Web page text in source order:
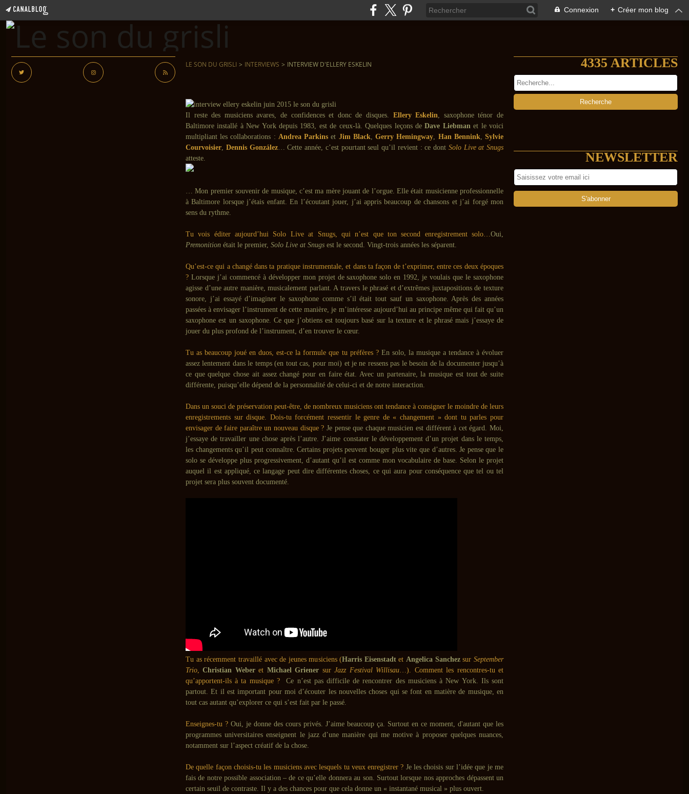
Connexion + Créer mon blog
LE SON DU GRISLI > INTERVIEWS > INTERVIEW D'ELLERY ESKELIN
Il reste des musiciens avares, de confidences et donc de disques. Ellery Eskelin, saxophone ténor de
Baltimore installé à New York depuis 1983, est de ceux-là. Quelques leçons deDave Liebmanet le voici
multipliant les collaborations : Andrea Parkins et Jim Black,Gerry Hemingway, Han Bennink,Sylvie
Courvoisier, Dennis González… Cette année, c’est pourtant seul qu’il revient : ce dont Solo Live at Snugs
atteste.
… Mon premier souvenir de musique, c’est ma mère jouant de l’orgue. Elle était musicienne professionnelle
à Baltimore lorsque j’étais enfant. En l’écoutant jouer, j’ai appris beaucoup de chansons et j’ai forgé mon
sens du rythme.
Tu vois éditer aujourd’hui Solo Live at Snugs, qui n’est que ton second enregistrement solo…Oui,
Premonition était le premier, Solo Live at Snugs est le second. Vingt-trois années les séparent.
Qu’est-ce qui a changé dans ta pratique instrumentale, et dans ta façon de t’exprimer, entre ces deux époques
? Lorsque j’ai commencé à développer mon projet de saxophone solo en 1992, je voulais que le saxophone
agisse d’une autre manière, musicalement parlant. A travers le phrasé et d’extrêmes juxtapositions de texture
sonore, j’ai essayé d’imaginer le saxophone comme s’il était tout sauf un saxophone. Après des années
passées à envisager l’instrument de cette manière, je m’intéresse aujourd’hui au principe même qui fait qu’un
saxophone est un saxophone. Ce que j’obtiens est toujours basé sur la texture et le phrasé mais j’essaye de
jouer du plus profond de l’instrument, d’en trouver le cœur.
Tu as beaucoup joué en duos, est-ce la formule que tu préfères ?En solo, la musique a tendance à évoluer
assez lentement dans le temps (en tout cas, pour moi) et je ne ressens pas le besoin de la documenter jusqu’à
ce que quelque chose ait assez changé pour en faire état. Avec un partenaire, la musique est tout de suite
différente, puisqu’elle dépend de la personnalité de celui-ci et de notre interaction.
Dans un souci de préservation peut-être, de nombreux musiciens ont tendance à consigner le moindre de leurs
enregistrements sur disque. Dois-tu forcément ressentir le genre de « changement » dont tu parles pour
envisager de faire paraître un nouveau disque ? Je pense que chaque musicien est différent à cet égard. Moi,
j’essaye de travailler une chose après l’autre. J’aime constater le développement d’un projet dans le temps,
les changements qu’il peut connaître. Certains projets peuvent bouger plus vite que d’autres. Je pense que le
solo se développe plus progressivement, d’autant qu’il est comme mon vocabulaire de base. Selon le projet
auquel il est appliqué, ce langage peut dire différentes choses, ce qui aura pour conséquence que tel ou tel
projet sera plus souvent documenté.
Tu as récemment travaillé avec de jeunes musiciens (Harris EisenstadtetAngelica SanchezsurSeptember
Trio,Christian Weberet Michael Griener surJazz Festival Willisau…). Comment les rencontres-tu et
qu’apportent-ils à ta musique ?Ce n’est pas difficile de rencontrer des musiciens à New York. Ils sont
partout. Et il est important pour moi d’écouter les nouvelles choses qui se font en matière de musique, en
tout cas autant qu’explorer ce qui s’est fait par le passé.
Enseignes-tu ? Oui, je donne des cours privés. J’aime beaucoup ça. Surtout en ce moment, d'autant que les
programmes universitaires enseignent le jazz d’une manière qui me motive à proposer quelques nuances,
notamment sur l’aspect créatif de la chose.
De quelle façon choisis-tu les musiciens avec lesquels tu veux enregistrer ? Je les choisis sur l’idée que je me
fais de notre possible association – de ce qu’elle donnera au son. Surtout lorsque nos approches dépassent un
certain seuil de contraste. Il y a des chances pour que cela donne un « instantané musical » plus ouvert.
4335 ARTICLES
NEWSLETTER